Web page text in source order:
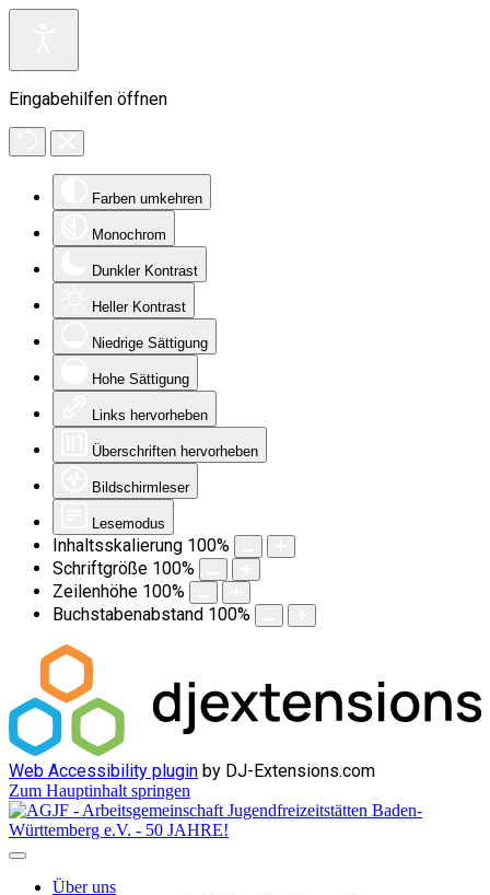
Eingabehilfen öffnen
Farben umkehren
Monochrom
Dunkler Kontrast
Heller Kontrast
Niedrige Sättigung
Hohe Sättigung
Links hervorheben
Überschriften hervorheben
Bildschirmleser
Lesemodus
Inhaltsskalierung 100%
Schriftgröße 100%
Zeilenhöhe 100%
Buchstabenabstand 100%
Web Accessibility plugin by DJ-Extensions.com
Zum Hauptinhalt springen
Über uns